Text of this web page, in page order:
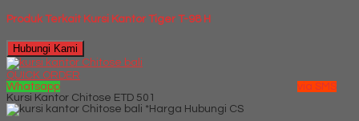
Produk Terkait Kursi Kantor Tiger T-98 H
Hubungi Kami
QUICK ORDER
Whatsapp
via SMS
Kursi Kantor Chitose ETD 501
*Harga Hubungi CS